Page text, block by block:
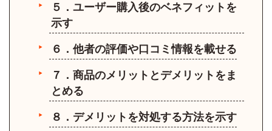
５．ユーザー購入後のベネフィットを
示す
６．他者の評価や口コミ情報を載せる
７．商品のメリットとデメリットをま
とめる
８．デメリットを対処する方法を示す